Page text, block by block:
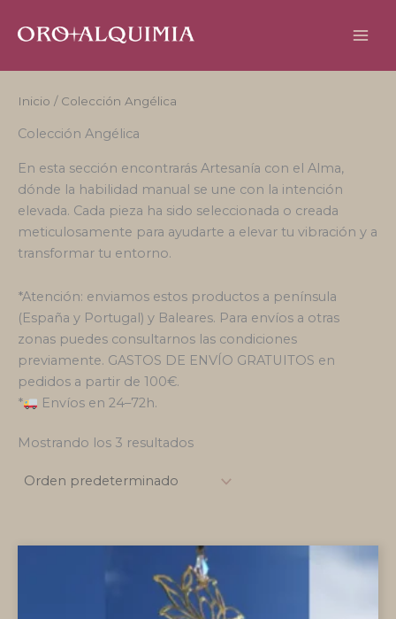
Inicio / Colección Angélica
Colección Angélica
En esta sección encontrarás Artesanía con el Alma,
dónde la habilidad manual se une con la intención
elevada. Cada pieza ha sido seleccionada o creada
meticulosamente para ayudarte a elevar tu vibración y a
transformar tu entorno.
*Atención: enviamos estos productos a península
(España y Portugal) y Baleares. Para envíos a otras
zonas puedes consultarnos las condiciones
previamente. GASTOS DE ENVÍO GRATUITOS en
pedidos a partir de 100€.
*
Envíos en 24–72h.
Mostrando los 3 resultados